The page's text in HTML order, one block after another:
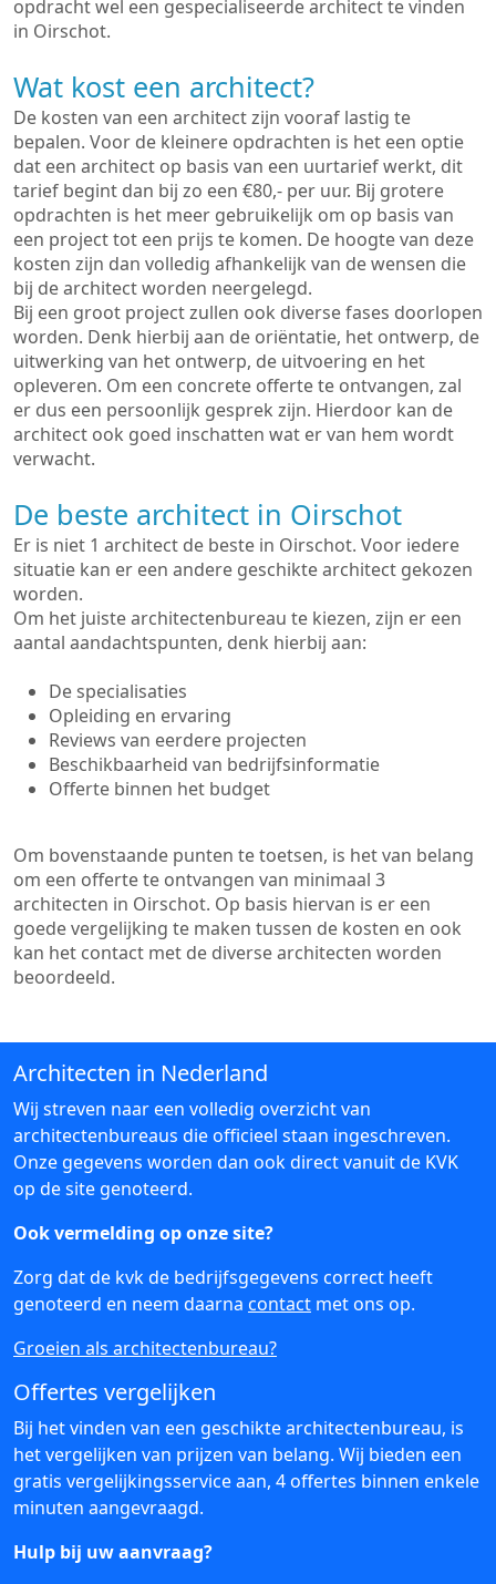
opdracht wel een gespecialiseerde architect te vinden
in Oirschot.
Wat kost een architect?
De kosten van een architect zijn vooraf lastig te
bepalen. Voor de kleinere opdrachten is het een optie
dat een architect op basis van een uurtarief werkt, dit
tarief begint dan bij zo een €80,- per uur. Bij grotere
opdrachten is het meer gebruikelijk om op basis van
een project tot een prijs te komen. De hoogte van deze
kosten zijn dan volledig afhankelijk van de wensen die
bij de architect worden neergelegd.
Bij een groot project zullen ook diverse fases doorlopen
worden. Denk hierbij aan de oriëntatie, het ontwerp, de
uitwerking van het ontwerp, de uitvoering en het
opleveren. Om een concrete offerte te ontvangen, zal
er dus een persoonlijk gesprek zijn. Hierdoor kan de
architect ook goed inschatten wat er van hem wordt
verwacht.
De beste architect in Oirschot
Er is niet 1 architect de beste in Oirschot. Voor iedere
situatie kan er een andere geschikte architect gekozen
worden.
Om het juiste architectenbureau te kiezen, zijn er een
aantal aandachtspunten, denk hierbij aan:
De specialisaties
Opleiding en ervaring
Reviews van eerdere projecten
Beschikbaarheid van bedrijfsinformatie
Offerte binnen het budget
Om bovenstaande punten te toetsen, is het van belang
om een offerte te ontvangen van minimaal 3
architecten in Oirschot. Op basis hiervan is er een
goede vergelijking te maken tussen de kosten en ook
kan het contact met de diverse architecten worden
beoordeeld.
Architecten in Nederland
Wij streven naar een volledig overzicht van
architectenbureaus die officieel staan ingeschreven.
Onze gegevens worden dan ook direct vanuit de KVK
op de site genoteerd.
Ook vermelding op onze site?
Zorg dat de kvk de bedrijfsgegevens correct heeft
genoteerd en neem daarna contact met ons op.
Groeien als architectenbureau?
Offertes vergelijken
Bij het vinden van een geschikte architectenbureau, is
het vergelijken van prijzen van belang. Wij bieden een
gratis vergelijkingsservice aan, 4 offertes binnen enkele
minuten aangevraagd.
Hulp bij uw aanvraag?